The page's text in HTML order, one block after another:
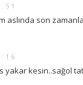
aslında son
yakar kesin..sağol